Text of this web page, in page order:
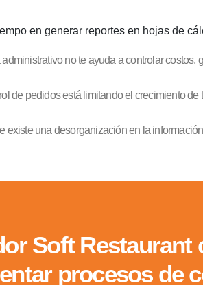
en generar reportes en hojas de
no te ayuda a controlar costos,
de pedidos está limitando el crecimiento de
existe una desorganización en la
Soft Restaurant
procesos de